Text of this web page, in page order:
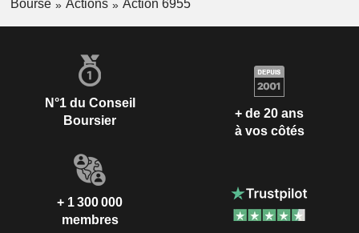
Bourse Actions Action 6955
N°1 du Conseil
Boursier
+ de 20 ans
à vos côtés
+ 1 300 000
membres